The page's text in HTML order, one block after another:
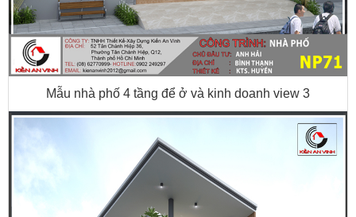
Mẫu nhà phố 4 tầng để ở và kinh doanh view 3